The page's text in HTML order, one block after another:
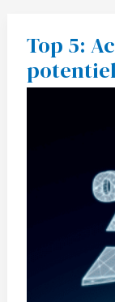
Top 5:
potentiel
Top
5:
Action
pas
cher